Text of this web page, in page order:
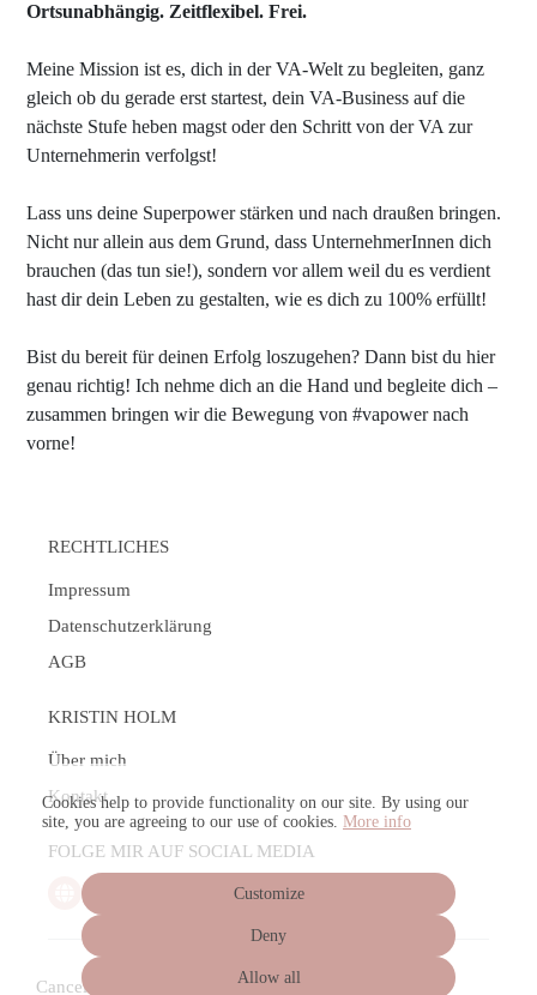
Ortsunabhängig. Zeitflexibel. Frei.
Meine Mission ist es, dich in der VA-Welt zu begleiten, ganz
gleich ob du gerade erst startest, dein VA-Business auf die
nächste Stufe heben magst oder den Schritt von der VA zur
Unternehmerin verfolgst!
Lass uns deine Superpower stärken und nach draußen bringen.
Nicht nur allein aus dem Grund, dass UnternehmerInnen dich
brauchen (das tun sie!), sondern vor allem weil du es verdient
hast dir dein Leben zu gestalten, wie es dich zu 100% erfüllt!
Bist du bereit für deinen Erfolg loszugehen? Dann bist du hier
genau richtig! Ich nehme dich an die Hand und begleite dich –
zusammen bringen wir die Bewegung von #vapower nach
vorne!
RECHTLICHES
Impressum
Datenschutzerklärung
AGB
KRISTIN HOLM
Über mich
Kontakt
FOLGE MIR AUF SOCIAL MEDIA
Cancel subscription Cancel order
Cookies help to provide functionality on our site. By using our
site, you are agreeing to our use of cookies. More info
Customize
Deny
Allow all